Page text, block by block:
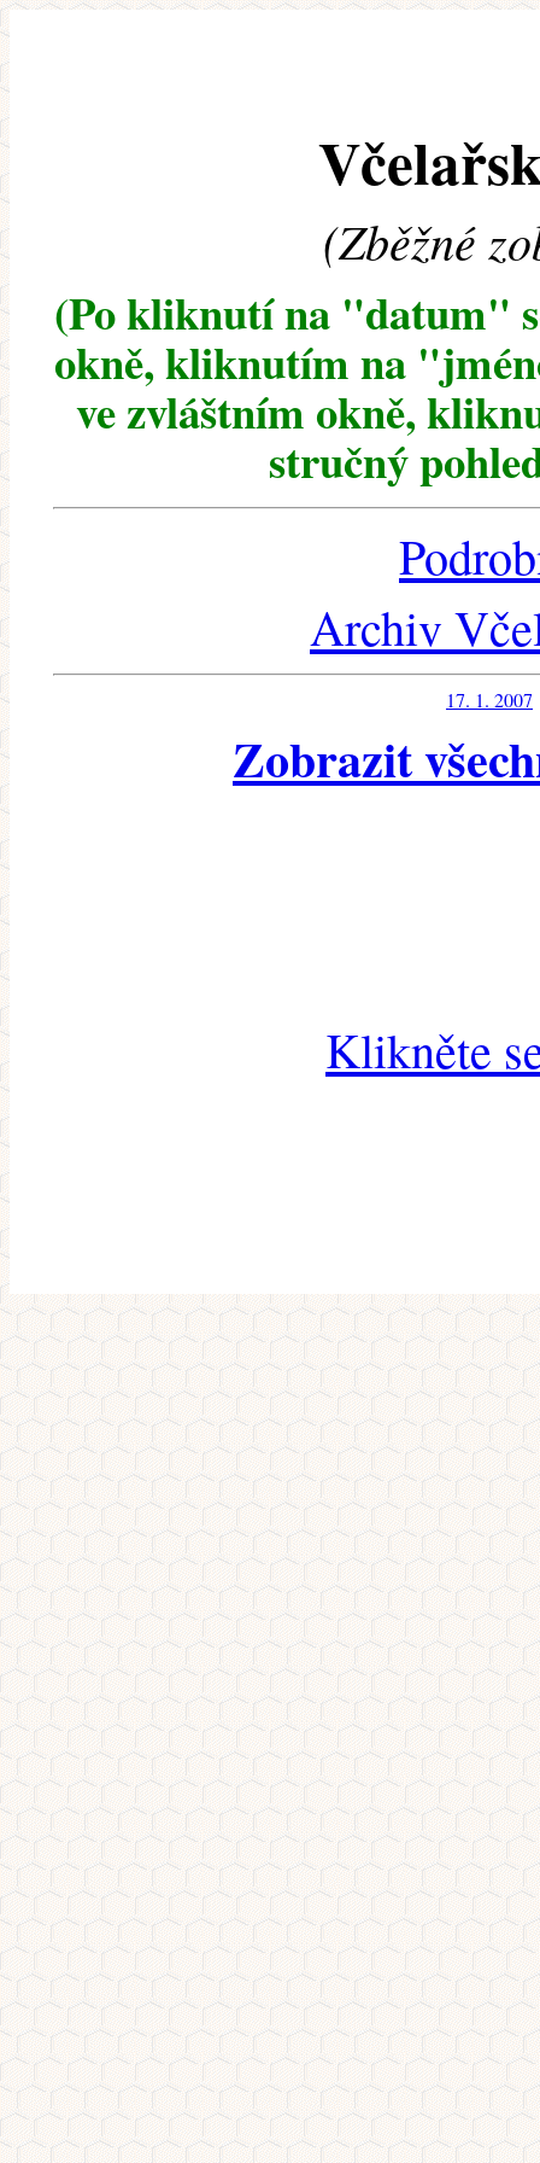
(Zběžné
(Po kliknutí na "datum"
okně, kliknutím na
ve zvláštním okně,
stručný
Archiv
17. 1. 2007
Zobrazit
Klikněte